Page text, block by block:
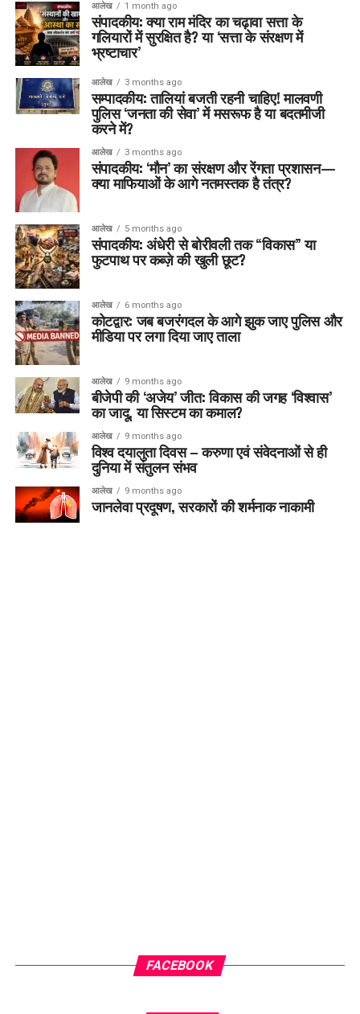
आलेख 1 month ago
संपादकीय: क्या राम मंदिर का चढ़ावा सत्ता के
गलियारों में सुरक्षित है? या ‘सत्ता के संरक्षण में
भ्रष्टाचार’
आलेख 3 months ago
सम्पादकीय: तालियां बजती रहनी चाहिए! मालवणी
पुलिस ‘जनता की सेवा’ में मसरूफ है या बदतमीजी
करने में?
आलेख 3 months ago
संपादकीय: ‘मौन’ का संरक्षण और रेंगता प्रशासन—
क्या माफियाओं के आगे नतमस्तक है तंत्र?
आलेख 5 months ago
संपादकीय: अंधेरी से बोरीवली तक “विकास” या
फुटपाथ पर कब्ज़े की खुली छूट?
आलेख 6 months ago
कोटद्वार: जब बजरंगदल के आगे झुक जाए पुलिस और
मीडिया पर लगा दिया जाए ताला
आलेख 9 months ago
बीजेपी की ‘अजेय’ जीत: विकास की जगह ‘विश्वास’
का जादू, या सिस्टम का कमाल?
आलेख 9 months ago
विश्व दयालुता दिवस – करुणा एवं संवेदनाओं से ही
दुनिया में संतुलन संभव
आलेख 9 months ago
जानलेवा प्रदूषण, सरकारों की शर्मनाक नाकामी
FACEBOOK